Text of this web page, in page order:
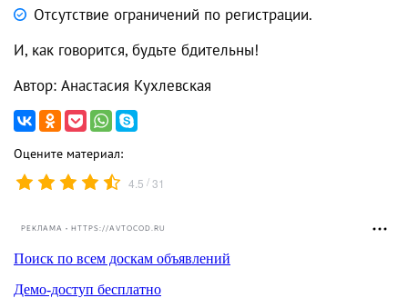
Отсутствие ограничений по регистрации.
И, как говорится, будьте бдительны!
Автор: Анастасия Кухлевская
Оцените материал:
4.5 /31
РЕКЛАМА • HTTPS://AVTOCOD.RU